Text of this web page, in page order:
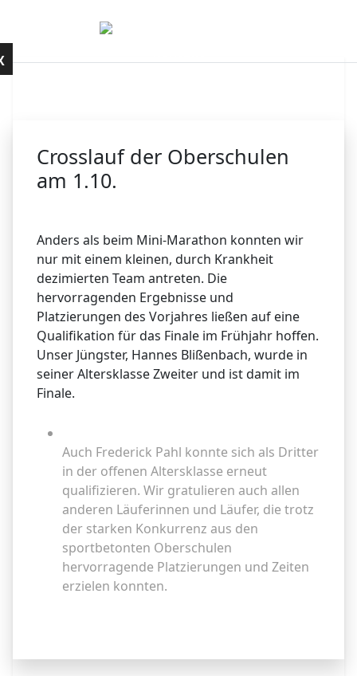
Mobile Menu Toggle
Crosslauf der Oberschulen
am 1.10.
Anders als beim Mini-Marathon konnten wir
nur mit einem kleinen, durch Krankheit
dezimierten Team antreten. Die
hervorragenden Ergebnisse und
Platzierungen des Vorjahres ließen auf eine
Qualifikation für das Finale im Frühjahr hoffen.
Unser Jüngster, Hannes Blißenbach, wurde in
seiner Altersklasse Zweiter und ist damit im
Finale.
Auch Frederick Pahl konnte sich als Dritter
in der offenen Altersklasse erneut
qualifizieren. Wir gratulieren auch allen
anderen Läuferinnen und Läufer, die trotz
der starken Konkurrenz aus den
sportbetonten Oberschulen
hervorragende Platzierungen und Zeiten
erzielen konnten.